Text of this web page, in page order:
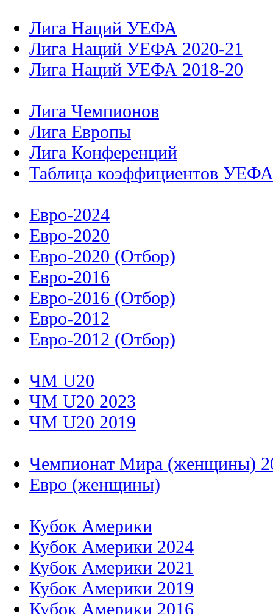
Лига Наций УЕФА
Лига Наций УЕФА 2020-21
Лига Наций УЕФА 2018-20
Лига Чемпионов
Лига Европы
Лига Конференций
Таблица коэффициентов УЕФА
Евро-2024
Евро-2020
Евро-2020 (Отбор)
Евро-2016
Евро-2016 (Отбор)
Евро-2012
Евро-2012 (Отбор)
ЧМ U20
ЧМ U20 2023
ЧМ U20 2019
Чемпионат Мира (женщины)
Евро (женщины)
Кубок Америки
Кубок Америки 2024
Кубок Америки 2021
Кубок Америки 2019
Кубок Америки 2016